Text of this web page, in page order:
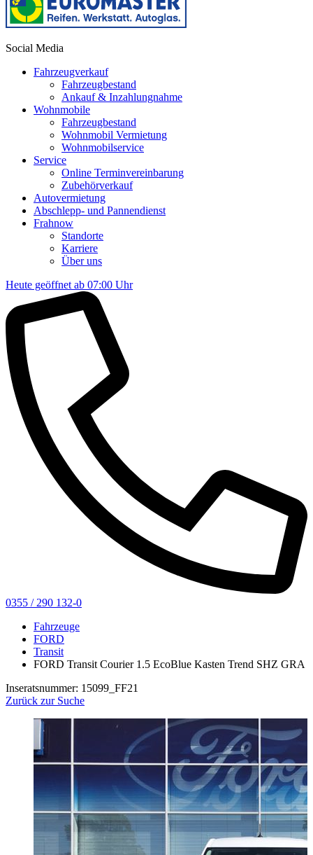
Social Media
Fahrzeugverkauf
Fahrzeugbestand
Ankauf & Inzahlungnahme
Wohnmobile
Fahrzeugbestand
Wohnmobil Vermietung
Wohnmobilservice
Service
Online Terminvereinbarung
Zubehörverkauf
Autovermietung
Abschlepp- und Pannendienst
Frahnow
Standorte
Karriere
Über uns
Heute geöffnet ab 07:00 Uhr
0355 / 290 132-0
Fahrzeuge
FORD
Transit
FORD Transit Courier 1.5 EcoBlue Kasten Trend SHZ GRA
Inseratsnummer: 15099_FF21
Zurück zur Suche